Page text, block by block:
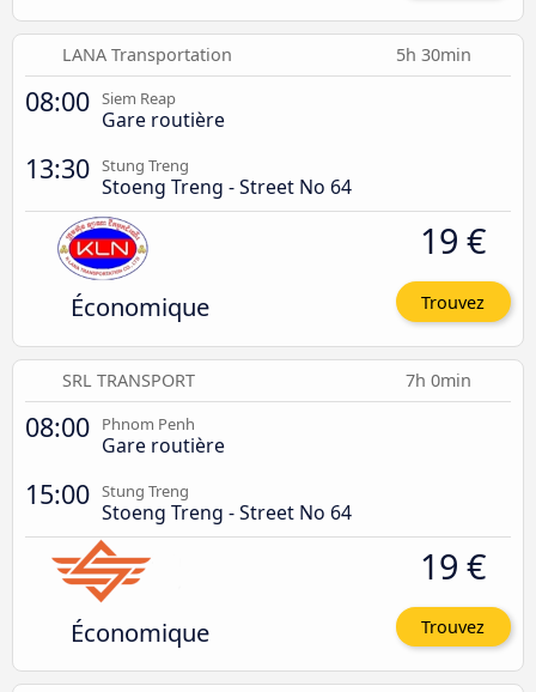
LANA Transportation 5h 30min
08:00 Siem Reap
Gare routière
13:30 Stung Treng
Stoeng Treng - Street No 64
Économique
19 €
Trouvez
SRL TRANSPORT 7h 0min
08:00 Phnom Penh
Gare routière
15:00 Stung Treng
Stoeng Treng - Street No 64
Économique
19 €
Trouvez